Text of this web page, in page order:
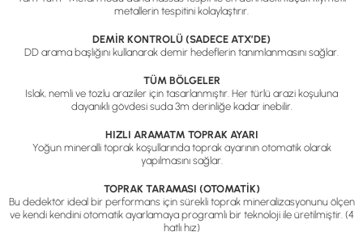
metallerin tespitini kolaylaştırır.
DEMİR KONTROLÜ (SADECE ATX’DE)
DD arama başlığını kullanarak demir hedeflerin tanımlanmasını sağlar.
TÜM BÖLGELER
Islak, nemli ve tozlu araziler için tasarlanmıştır. Her türlü arazi koşuluna
dayanıklı gövdesi suda 3m derinliğe kadar inebilir.
HIZLI ARAMA™ TOPRAK AYARI
Yoğun mineralli toprak koşullarında toprak ayarının otomatik olarak
yapılmasını sağlar.
TOPRAK TARAMASI (OTOMATİK)
Bu dedektör ideal bir performans için sürekli toprak mineralizasyonunu ölçen
ve kendi kendini otomatik ayarlamaya programlı bir teknoloji ile üretilmiştir. (4
hatlı hız)